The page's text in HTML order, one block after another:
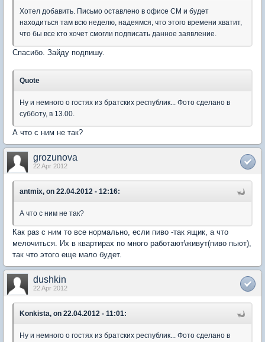
Хотел добавить. Письмо оставлено в офисе СМ и будет
находиться там всю неделю, надеямся, что этого времени хватит,
что бы все кто хочет смогли подписать данное заявление.
Спасибо. Зайду подпишу.
Quote
Ну и немного о гостях из братских республик... Фото сделано в
субботу, в 13.00.
А что с ним не так?
grozunova
22 Apr 2012
antmix, on 22.04.2012 - 12:16:
А что с ним не так?
Как раз с ним то все нормально, если пиво -так ящик, а что
мелочиться. Их в квартирах по много работают\живут(пиво пьют),
так что этого еще мало будет.
dushkin
22 Apr 2012
Konkista, on 22.04.2012 - 11:01:
Ну и немного о гостях из братских республик... Фото сделано в